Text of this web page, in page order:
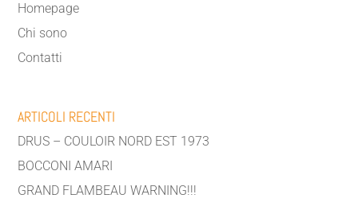
Homepage
Chi sono
Contatti
ARTICOLI RECENTI
DRUS – COULOIR NORD EST 1973
BOCCONI AMARI
GRAND FLAMBEAU WARNING!!!